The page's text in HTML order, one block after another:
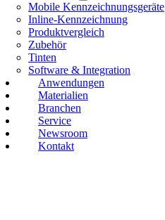
Mobile Kennzeichnungsgeräte
Inline-Kennzeichnung
Produktvergleich
Zubehör
Tinten
Software & Integration
Anwendungen
Materialien
Branchen
Service
Newsroom
Kontakt